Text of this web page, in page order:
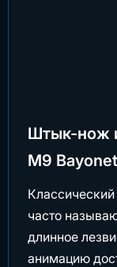
Штык-нож
M9
часто
длинное
анимацию